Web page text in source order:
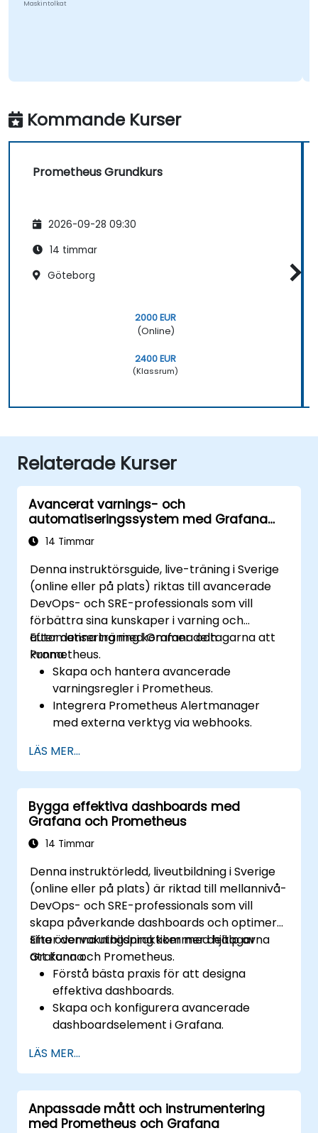
Maskintolkat
Kommande Kurser
Prometheus Grundkurs
2026-09-28 09:30
14 timmar
Göteborg
2000 EUR
(Online)
2400 EUR
(Klassrum)
Relaterade Kurser
Avancerat varnings- och
automatiseringssystem med Grafana
och Prometheus
14 Timmar
Denna instruktörsguide, live-träning i Sverige
(online eller på plats) riktas till avancerade
DevOps- och SRE-professionals som vill
förbättra sina kunskaper i varning och
automatisering med Grafana och
Prometheus.
Efter denna träning kommer deltagarna att
kunna:
Skapa och hantera avancerade
varningsregler i Prometheus.
Integrera Prometheus Alertmanager
med externa verktyg via webhooks.
snabbare problemlösning.
Använd Grafana för att visualisera och
hantera varningar effektivt.
LÄS MER...
Bygga effektiva dashboards med
Grafana och Prometheus
14 Timmar
Denna instruktörledd, liveutbildning i Sverige
(online eller på plats) är riktad till mellannivå-
DevOps- och SRE-professionals som vill
skapa påverkande dashboards och optimera
sina övervakningspraktiker med hjälp av
Grafana och Prometheus.
Efter denna utbildning kommer deltagarna
att kunna:
Förstå bästa praxis för att designa
effektiva dashboards.
Skapa och konfigurera avancerade
dashboardselement i Grafana.
och återanvändbara dashboards.
Implementera aviseringssmekanismer för
att öka operationell uppmärksamhet.
LÄS MER...
Anpassade mått och instrumentering
med Prometheus och Grafana